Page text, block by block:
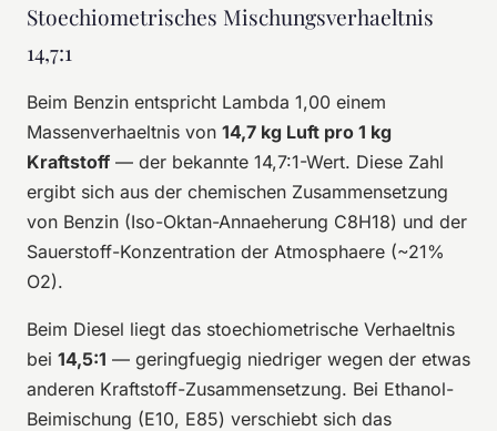
Stoechiometrisches Mischungsverhaeltnis
14,7:1
Beim Benzin entspricht Lambda 1,00 einem
Massenverhaeltnis von 14,7 kg Luft pro 1 kg
Kraftstoff — der bekannte 14,7:1-Wert. Diese Zahl
ergibt sich aus der chemischen Zusammensetzung
von Benzin (Iso-Oktan-Annaeherung C8H18) und der
Sauerstoff-Konzentration der Atmosphaere (~21%
O2).
Beim Diesel liegt das stoechiometrische Verhaeltnis
bei 14,5:1 — geringfuegig niedriger wegen der etwas
anderen Kraftstoff-Zusammensetzung. Bei Ethanol-
Beimischung (E10, E85) verschiebt sich das